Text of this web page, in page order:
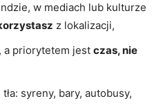
w mediach lub kulturze
z lokalizacji,
a priorytetem jest czas, nie
syreny, bary, autobusy,